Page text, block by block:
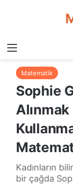
Menü
Matematik
Sophie
Alınmak
Kadınların
bir çağda